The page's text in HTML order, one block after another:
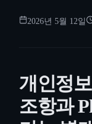
2026년 5월 12일
개인정
조항과